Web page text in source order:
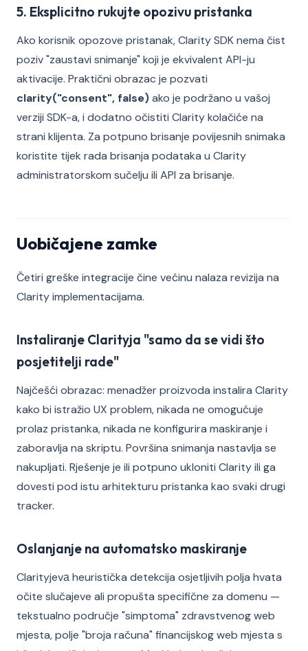
5. Eksplicitno rukujte opozivu pristanka
Ako korisnik opozove pristanak, Clarity SDK nema čist
poziv "zaustavi snimanje" koji je ekvivalent API-ju
aktivacije. Praktični obrazac je pozvati
clarity("consent", false)ako je podržano u vašoj
verziji SDK-a, i dodatno očistiti Clarity kolačiće na
strani klijenta. Za potpuno brisanje povijesnih snimaka
koristite tijek rada brisanja podataka u Clarity
administratorskom sučelju ili API za brisanje.
Uobičajene zamke
Četiri greške integracije čine većinu nalaza revizija na
Clarity implementacijama.
Instaliranje Clarityja "samo da se vidi što
posjetitelji rade"
Najčešći obrazac: menadžer proizvoda instalira Clarity
kako bi istražio UX problem, nikada ne omogućuje
prolaz pristanka, nikada ne konfigurira maskiranje i
zaboravlja na skriptu. Površina snimanja nastavlja se
nakupljati. Rješenje je ili potpuno ukloniti Clarity ili ga
dovesti pod istu arhitekturu pristanka kao svaki drugi
tracker.
Oslanjanje na automatsko maskiranje
Clarityjevа heuristička detekcija osjetljivih polja hvata
očite slučajeve ali propušta specifične za domenu —
tekstualno područje "simptoma" zdravstvenog web
mjesta, polje "broja računa" financijskog web mjesta s